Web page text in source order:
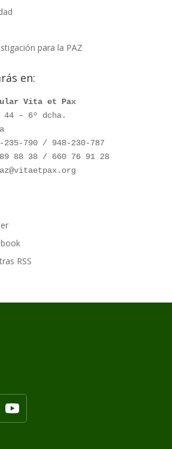
para la PAZ
en:
Vita et Pax
– 6º dcha.
790 / 948-230-787
88 38 / 660 76 91 28
RSS